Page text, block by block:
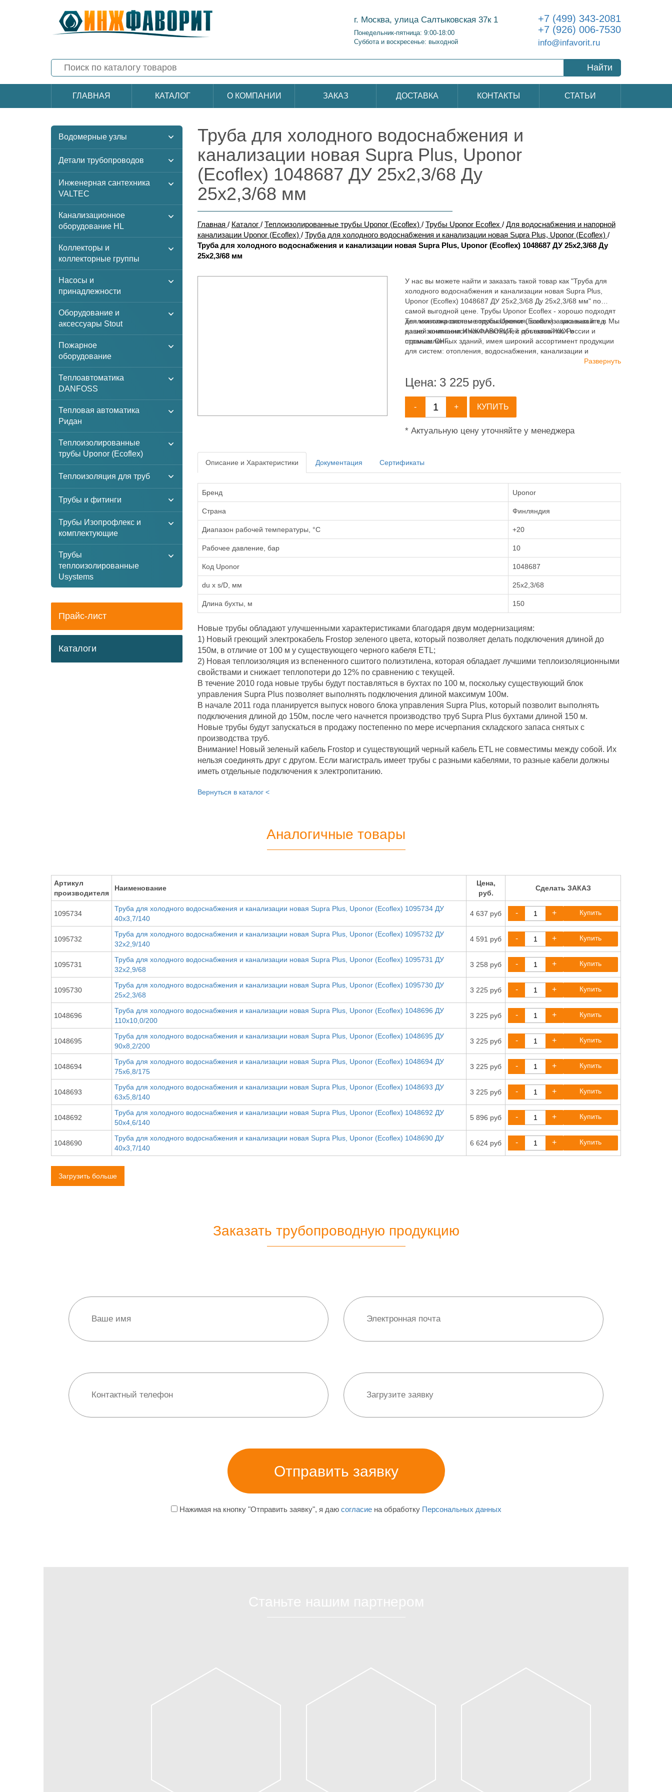
г. Москва, улица Салтыковская 37к 1
Понедельник-пятница: 9:00-18:00
Суббота и воскресенье: выходной
+7 (499) 343-2081
+7 (926) 006-7530
info@infavorit.ru
Найти
ГЛАВНАЯ КАТАЛОГ О КОМПАНИИ ЗАКАЗ ДОСТАВКА КОНТАКТЫ СТАТЬИ
Водомерные узлы
Детали трубопроводов
Инженерная сантехника
VALTEC
Канализационное
оборудование HL
Коллекторы и
коллекторные группы
Насосы и
принадлежности
Оборудование и
аксессуары Stout
Пожарное
оборудование
Теплоавтоматика
DANFOSS
Тепловая автоматика
Ридан
Теплоизолированные
трубы Uponor (Ecoflex)
Теплоизоляция для труб
Трубы и фитинги
Трубы Изопрофлекс и
комплектующие
Трубы
теплоизолированные
Usystems
Прайс-лист
Каталоги
Труба для холодного водоснабжения и
канализации новая Supra Plus, Uponor
(Ecoflex) 1048687 ДУ 25х2,3/68 Ду
25х2,3/68 мм
Главная / Каталог / Теплоизолированные трубы Uponor (Ecoflex) / Трубы Uponor Ecoflex / Для водоснабжения и напорной
канализации Uponor (Ecoflex) / Труба для холодного водоснабжения и канализации новая Supra Plus, Uponor (Ecoflex) /
Труба для холодного водоснабжения и канализации новая Supra Plus, Uponor (Ecoflex) 1048687 ДУ 25х2,3/68 Ду
25х2,3/68 мм
У нас вы можете найти и заказать такой товар как "Труба для
холодного водоснабжения и канализации новая Supra Plus,
Uponor (Ecoflex) 1048687 ДУ 25х2,3/68 Ду 25х2,3/68 мм" по
самой выгодной цене. Трубы Uponor Ecoflex - хорошо подходят
для монтажа систем водоснабжения, канализационных и т.д. Мы
давно занимаемся комплектацией объектов ЖКХ и
промышленных зданий, имея широкий ассортимент продукции
для систем: отопления, водоснабжения, канализации и
Теплоизолированные трубы Uponor (Ecoflex) - заказывайте в
нашей компании ИНЖФАВОРИТ, с доставкой по России и
странам СНГ.
Развернуть
Цена: 3 225руб.
- + КУПИТЬ
* Актуальную цену уточняйте у менеджера
Описание и Характеристики Документация Сертификаты
Бренд Uponor
Страна Финляндия
Диапазон рабочей температуры, °С +20
Рабочее давление, бар 10
Код Uponor 1048687
du x s/D, мм 25х2,3/68
Длина бухты, м 150
Новые трубы обладают улучшенными характеристиками благодаря двум модернизациям:
1) Новый греющий электрокабель Frostop зеленого цвета, который позволяет делать подключения длиной до
150м, в отличие от 100 м у существующего черного кабеля ETL;
2) Новая теплоизоляция из вспененного сшитого полиэтилена, которая обладает лучшими теплоизоляционными
свойствами и снижает теплопотери до 12% по сравнению с текущей.
В течение 2010 года новые трубы будут поставляться в бухтах по 100 м, поскольку существующий блок
управления Supra Plus позволяет выполнять подключения длиной максимум 100м.
В начале 2011 года планируется выпуск нового блока управления Supra Plus, который позволит выполнять
подключения длиной до 150м, после чего начнется производство труб Supra Plus бухтами длиной 150 м.
Новые трубы будут запускаться в продажу постепенно по мере исчерпания складского запаса снятых с
производства труб.
Внимание! Новый зеленый кабель Frostop и существующий черный кабель ETL не совместимы между собой. Их
нельзя соединять друг с другом. Если магистраль имеет трубы с разными кабелями, то разные кабели должны
иметь отдельные подключения к электропитанию.
Вернуться в каталог <
Аналогичные товары
Артикул
производителя
Наименование
Цена,
руб.
Сделать ЗАКАЗ
1095734
Труба для холодного водоснабжения и канализации новая Supra Plus, Uponor (Ecoflex) 1095734 ДУ
40x3,7/140
4 637 руб - + Купить
1095732
Труба для холодного водоснабжения и канализации новая Supra Plus, Uponor (Ecoflex) 1095732 ДУ
32х2,9/140
4 591 руб - + Купить
1095731
Труба для холодного водоснабжения и канализации новая Supra Plus, Uponor (Ecoflex) 1095731 ДУ
32х2,9/68
3 258 руб - + Купить
1095730
Труба для холодного водоснабжения и канализации новая Supra Plus, Uponor (Ecoflex) 1095730 ДУ
25х2,3/68
3 225 руб - + Купить
1048696
Труба для холодного водоснабжения и канализации новая Supra Plus, Uponor (Ecoflex) 1048696 ДУ
110х10,0/200
3 225 руб - + Купить
1048695
Труба для холодного водоснабжения и канализации новая Supra Plus, Uponor (Ecoflex) 1048695 ДУ
90х8,2/200
3 225 руб - + Купить
1048694
Труба для холодного водоснабжения и канализации новая Supra Plus, Uponor (Ecoflex) 1048694 ДУ
75х6,8/175
3 225 руб - + Купить
1048693
Труба для холодного водоснабжения и канализации новая Supra Plus, Uponor (Ecoflex) 1048693 ДУ
63х5,8/140
3 225 руб - + Купить
1048692
Труба для холодного водоснабжения и канализации новая Supra Plus, Uponor (Ecoflex) 1048692 ДУ
50х4,6/140
5 896 руб - + Купить
1048690
Труба для холодного водоснабжения и канализации новая Supra Plus, Uponor (Ecoflex) 1048690 ДУ
40х3,7/140
6 624 руб - + Купить
Загрузить больше
Заказать трубопроводную продукцию
Нажимая на кнопку "Отправить заявку", я даю согласиена обработку Персональных данных